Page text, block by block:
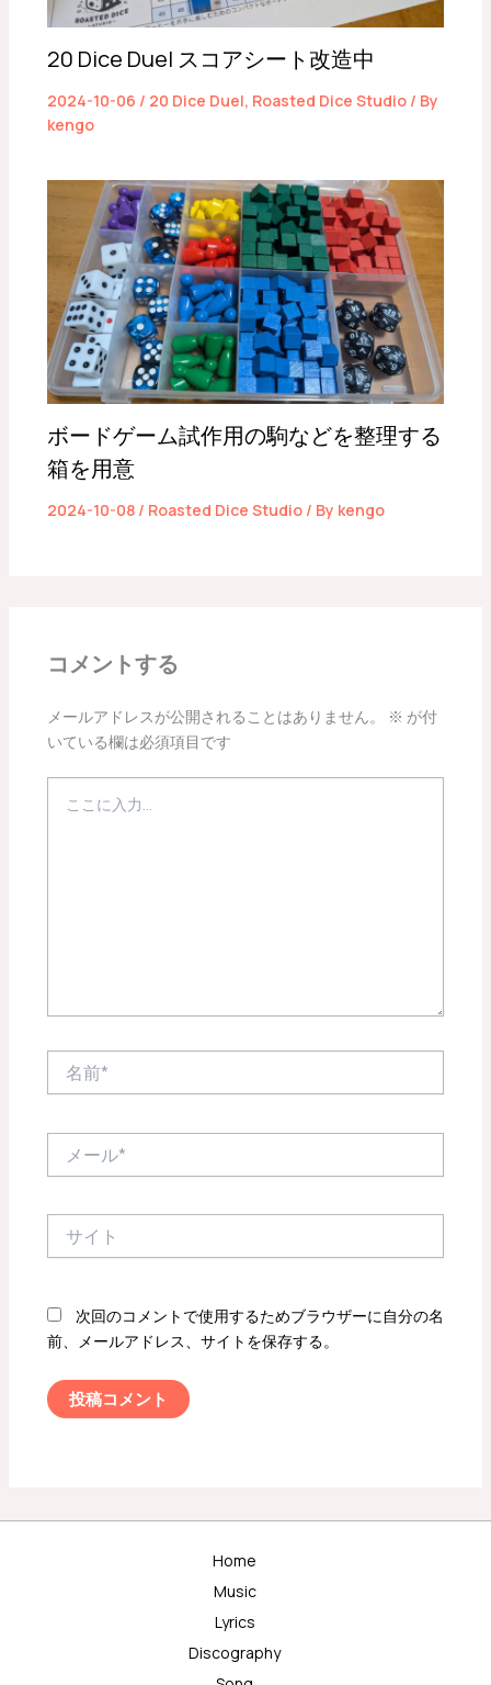
20 Dice Duel スコアシート改造中
2024-10-06 / 20 Dice Duel, Roasted Dice Studio/ By
kengo
ボードゲーム試作用の駒などを整理する
箱を用意
2024-10-08 / Roasted Dice Studio/ By kengo
コメントする
メールアドレスが公開されることはありません。 ※ が付
いている欄は必須項目です
次回のコメントで使用するためブラウザーに自分の名
前、メールアドレス、サイトを保存する。
Home
Music
Lyrics
Discography